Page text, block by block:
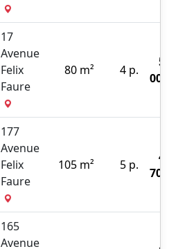
17
Avenue
Felix
Faure
80 m² 4 p.
177
Avenue
Felix
Faure
105 m² 5 p.
165
Avenue